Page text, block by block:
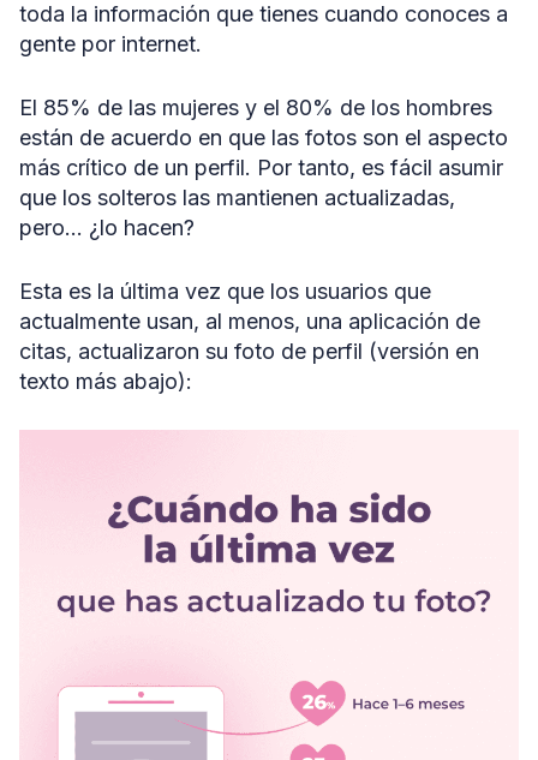
toda la información que tienes cuando conoces a
gente por internet.
El 85% de las mujeres y el 80% de los hombres
están de acuerdo en que las fotos son el aspecto
más crítico de un perfil. Por tanto, es fácil asumir
que los solteros las mantienen actualizadas,
pero… ¿lo hacen?
Esta es la última vez que los usuarios que
actualmente usan, al menos, una aplicación de
citas, actualizaron su foto de perfil (versión en
texto más abajo):